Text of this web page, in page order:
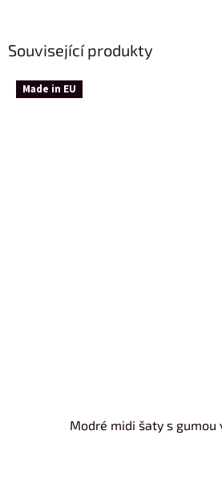
Související produkty
Made in EU
Modré midi šaty s gumou